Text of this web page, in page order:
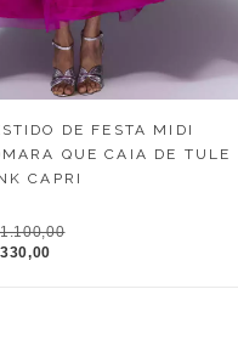
DE FESTA MIDI
QUE CAIA DE TULE
CAPRI